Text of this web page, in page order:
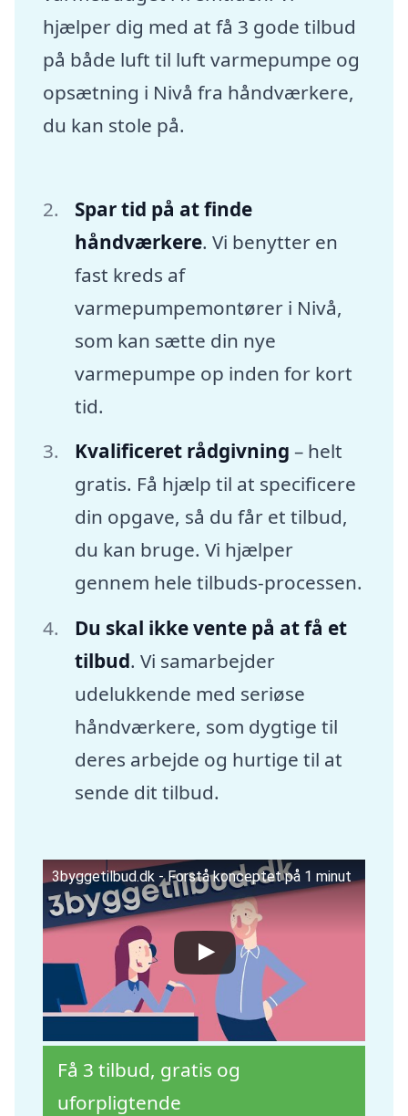
hjælper dig med at få 3 gode tilbud
på både luft til luft varmepumpe og
opsætning i Nivå fra håndværkere,
du kan stole på.
Spar tid på at finde
håndværkere. Vi benytter en
fast kreds af
varmepumpemontører i Nivå,
som kan sætte din nye
varmepumpe op inden for kort
tid.
Kvalificeret rådgivning – helt
gratis. Få hjælp til at specificere
din opgave, så du får et tilbud,
du kan bruge. Vi hjælper
gennem hele tilbuds-processen.
Du skal ikke vente på at få et
tilbud. Vi samarbejder
udelukkende med seriøse
håndværkere, som dygtige til
deres arbejde og hurtige til at
sende dit tilbud.
3byggetilbud.dk - Forstå konceptet på 1 minut
Få 3 tilbud, gratis og
uforpligtende